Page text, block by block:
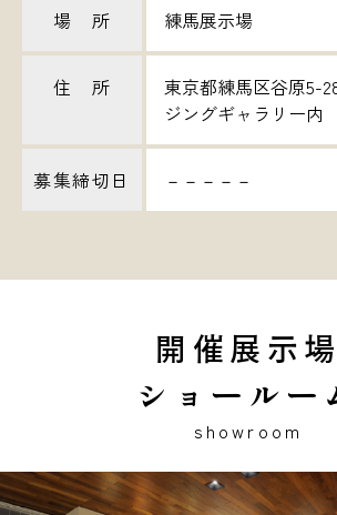
場 所 練馬展示場
住 所
東京都練馬区谷原5-
ジングギャラリー内
募集締切日 －－－－－
開催展示場
ショールー
showroom